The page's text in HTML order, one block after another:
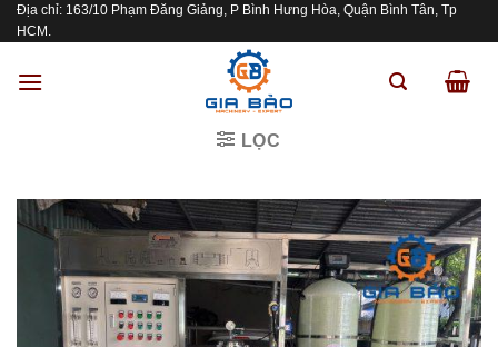
Skip
to
Địa chỉ: 163/10 Phạm Đăng Giảng, P Bình Hưng Hòa, Quận Bình Tân, Tp
HCM.
LỌC